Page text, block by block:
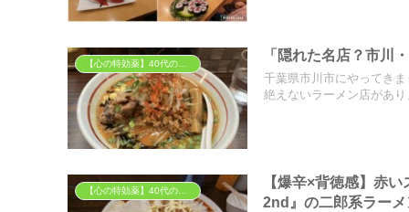
【心の特効薬】40代の胃袋を掴む「背徳」と「癒やし」のグルメ
「隠れた名店？市川
千葉県市川市にやってき
絶えないラーメン店があ
【心の特効薬】40代の胃袋を掴む「背徳」と「癒やし」のグルメ
【爆辛×背徳感】赤
2nd』の二郎系ラー